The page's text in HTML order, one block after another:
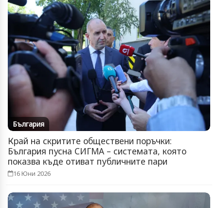
България
Край на скритите обществени поръчки:
България пусна СИГМА – системата, която
показва къде отиват публичните пари
16 Юни 2026